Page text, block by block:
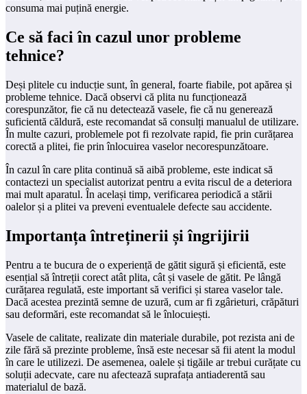
consuma mai puțină energie.
Ce să faci în cazul unor probleme
tehnice?
Deși plitele cu inducție sunt, în general, foarte fiabile, pot apărea și
probleme tehnice. Dacă observi că plita nu funcționează
corespunzător, fie că nu detectează vasele, fie că nu generează
suficientă căldură, este recomandat să consulți manualul de utilizare.
În multe cazuri, problemele pot fi rezolvate rapid, fie prin curățarea
corectă a plitei, fie prin înlocuirea vaselor necorespunzătoare.
În cazul în care plita continuă să aibă probleme, este indicat să
contactezi un specialist autorizat pentru a evita riscul de a deteriora
mai mult aparatul. În același timp, verificarea periodică a stării
oalelor și a plitei va preveni eventualele defecte sau accidente.
Importanța întreținerii și îngrijirii
Pentru a te bucura de o experiență de gătit sigură și eficientă, este
esențial să întreții corect atât plita, cât și vasele de gătit. Pe lângă
curățarea regulată, este important să verifici și starea vaselor tale.
Dacă acestea prezintă semne de uzură, cum ar fi zgârieturi, crăpături
sau deformări, este recomandat să le înlocuiești.
Vasele de calitate, realizate din materiale durabile, pot rezista ani de
zile fără să prezinte probleme, însă este necesar să fii atent la modul
în care le utilizezi. De asemenea, oalele și tigăile ar trebui curățate cu
soluții adecvate, care nu afectează suprafața antiaderentă sau
materialul de bază.